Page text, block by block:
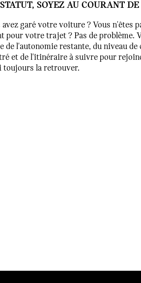
SOYEZ AU COURANT DE
garé votre voiture ? Vous n'êtes
pour votre trajet ? Pas de problème.
l'autonomie restante, du niveau de
et de l'itinéraire à suivre pour
toujours la retrouver.